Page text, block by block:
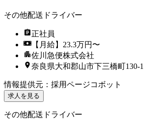
その他配送ドライバー
正社員
【月給】23.3万円〜
佐川急便株式会社
奈良県大和郡山市下三橋町130-1
情報提供元 ： 採用ページコボット
求人を見る
その他配送ドライバー